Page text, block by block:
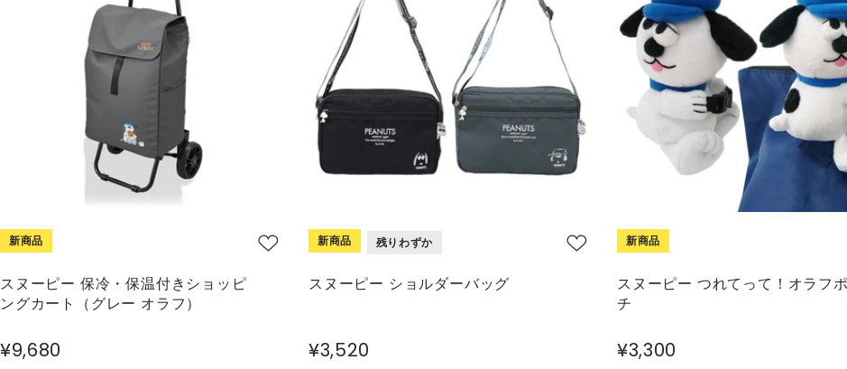
新商品
スヌーピー 保冷・保温付きショッピ
ングカート（グレー オラフ）
¥9,680
新商品 残りわずか
スヌーピー ショルダーバッグ
¥3,520
新商品
スヌーピー つれてって！オラフ
チ
¥3,300